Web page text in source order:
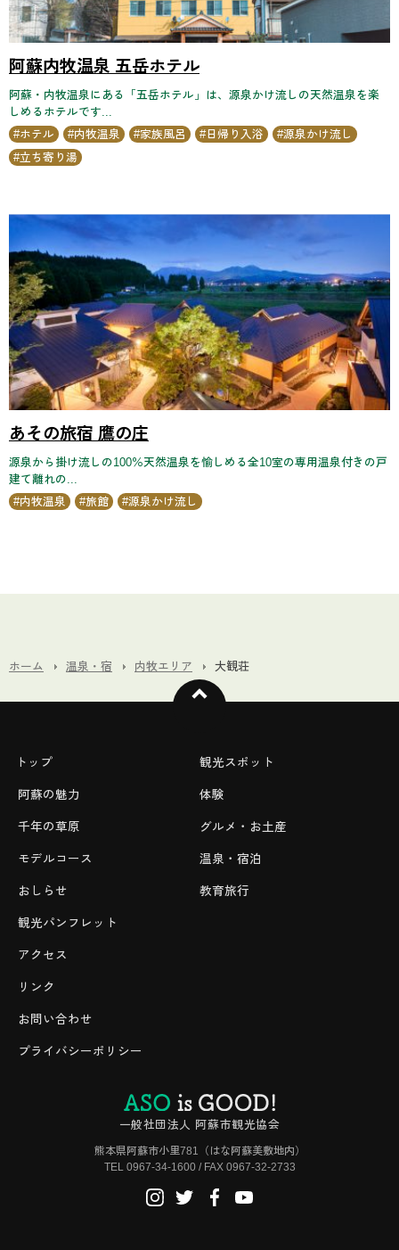
阿蘇内牧温泉 五岳ホテル
阿蘇・内牧温泉にある「五岳ホテル」は、源泉かけ流しの天然温泉を楽
しめるホテルです...
ホテル
内牧温泉 家族風呂 日帰り入浴
源泉かけ流し
立ち寄り湯
あその旅宿 鷹の庄
源泉から掛け流しの100％天然温泉を愉しめる全10室の専用温泉付きの戸
建て離れの...
内牧温泉
旅館 源泉かけ流し
ホーム 温泉・宿 内牧エリア 大観荘
トップ
阿蘇の魅力
千年の草原
モデルコース
おしらせ
観光スポット
体験
グルメ・お土産
温泉・宿泊
教育旅行
観光パンフレット
アクセス
リンク
お問い合わせ
プライバシーポリシー
一般社団法人 阿蘇市観光協会
熊本県阿蘇市小里781（はな阿蘇美敷地内）
TEL 0967-34-1600 / FAX 0967-32-2733